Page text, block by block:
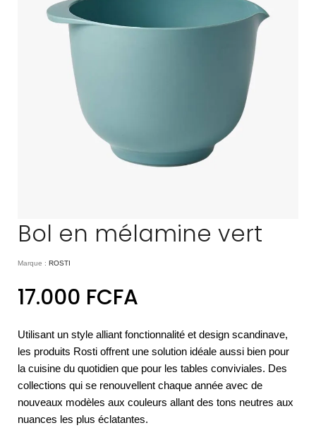
Bol en mélamine vert
Marque : ROSTI
17.000 FCFA
Utilisant un style alliant fonctionnalité et design scandinave,
les produits Rosti offrent une solution idéale aussi bien pour
la cuisine du quotidien que pour les tables conviviales. Des
collections qui se renouvellent chaque année avec de
nouveaux modèles aux couleurs allant des tons neutres aux
nuances les plus éclatantes.